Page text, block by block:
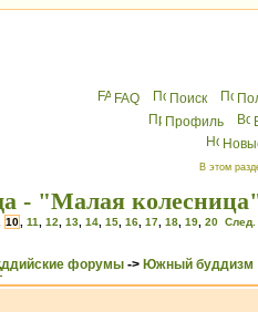
FAQ Поиск
Профиль
В этом
- "Малая
10 11 12 13 14 15 16 17 18 19 20 След.
форумы -> Южный буддизм